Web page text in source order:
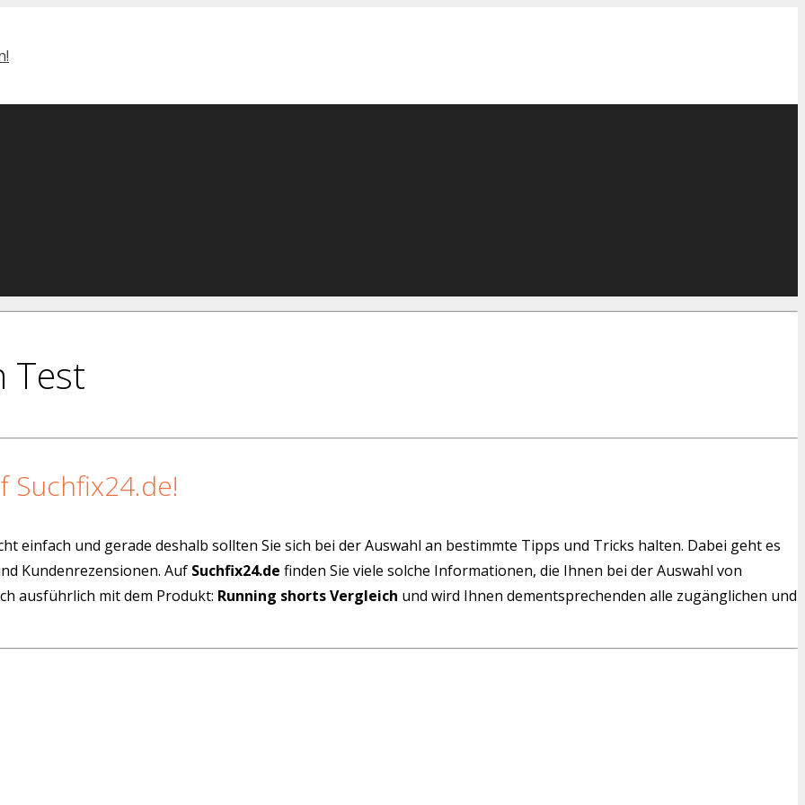
Test
Suchfix24.de!
einfach und gerade deshalb sollten Sie sich bei der Auswahl an bestimmte Tipps und Tricks halten. Dabei geht es
Kundenrezensionen. Auf Suchfix24.de finden Sie viele solche Informationen, die Ihnen bei der Auswahl von
ausführlich mit dem Produkt: Running shorts Vergleich und wird Ihnen dementsprechenden alle zugänglichen und